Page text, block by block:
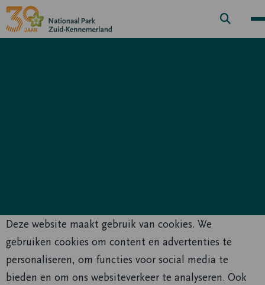
Zoek
Deze website maakt gebruik van cookies. We
gebruiken cookies om content en advertenties te
personaliseren, om functies voor social media te
bieden en om ons websiteverkeer te analyseren. Ook